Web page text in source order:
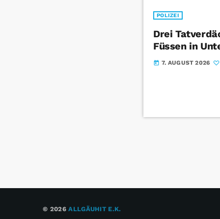
POLIZEI
Drei
Füssen in
today 7. AUGUST 2026
© 2026ALLGÄUHIT E.K.